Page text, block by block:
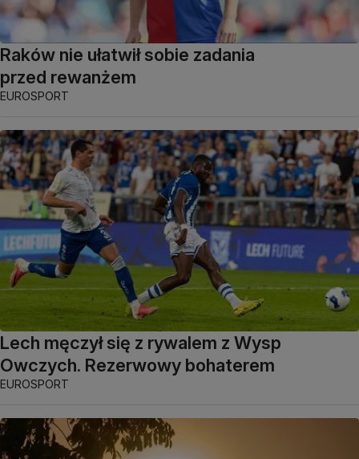
Raków nie ułatwił sobie zadania
przed rewanżem
EUROSPORT
Lech męczył się z rywalem z Wysp
Owczych. Rezerwowy bohaterem
EUROSPORT